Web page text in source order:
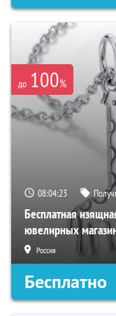
до 100%
08:04:22
Бесплатная
ювелирных
Россия
Бесплатно